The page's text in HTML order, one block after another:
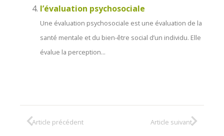
l’évaluation psychosociale
Une évaluation psychosociale est une évaluation de la
santé mentale et du bien-être social d’un individu. Elle
évalue la perception...
Article précédent Article suivant